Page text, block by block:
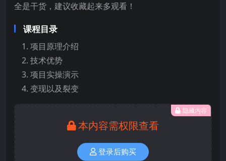
全是干货，建议收藏起来多观看！
课程目录
项目原理介绍
技术优势
项目实操演示
变现以及裂变
隐藏内容
本内容需权限查看
登录后购买